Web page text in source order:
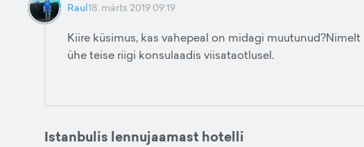
Raul18. märts 2019 09:19
Kiire küsimus, kas vahepeal on midagi
ühe teise riigi konsulaadis viisataotlusel.
Istanbulis lennujaamast hotelli